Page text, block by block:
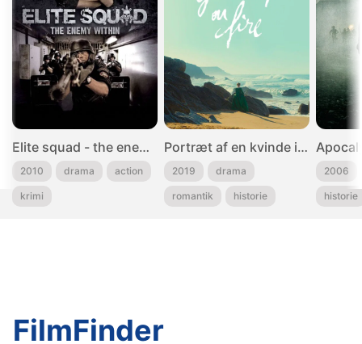
Elite squad - the enemy within
2010 drama action
krimi
Portræt af en kvinde i flammer
2019 drama
romantik historie
2006
historie
FilmFinder